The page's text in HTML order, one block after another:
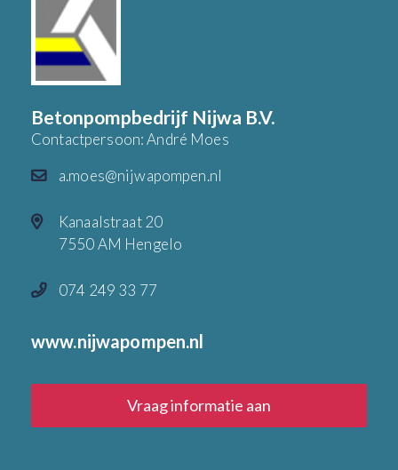
Betonpompbedrijf Nijwa B.V.
Contactpersoon: André Moes
a.moes@nijwapompen.nl
Kanaalstraat 20
7550 AM Hengelo
074 249 33 77
www.nijwapompen.nl
Vraag informatie aan